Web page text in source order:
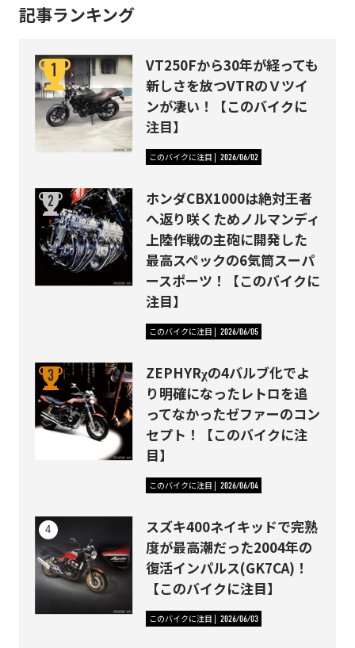
記事ランキング
VT250Fから30年が経っても
新しさを放つVTRのＶツイ
ンが凄い！【このバイクに
注目】
このバイクに注目 2026/06/02
ホンダCBX1000は絶対王者
へ返り咲くためノルマンディ
上陸作戦の主砲に開発した
最高スペックの6気筒スーパ
ースポーツ！【このバイクに
注目】
このバイクに注目 2026/06/05
ZEPHYRχの4バルブ化でよ
り明確になったレトロを追
ってなかったゼファーのコン
セプト！【このバイクに注
目】
このバイクに注目 2026/06/04
スズキ400ネイキッドで完熟
度が最高潮だった2004年の
復活インパルス(GK7CA)！
【このバイクに注目】
このバイクに注目 2026/06/03